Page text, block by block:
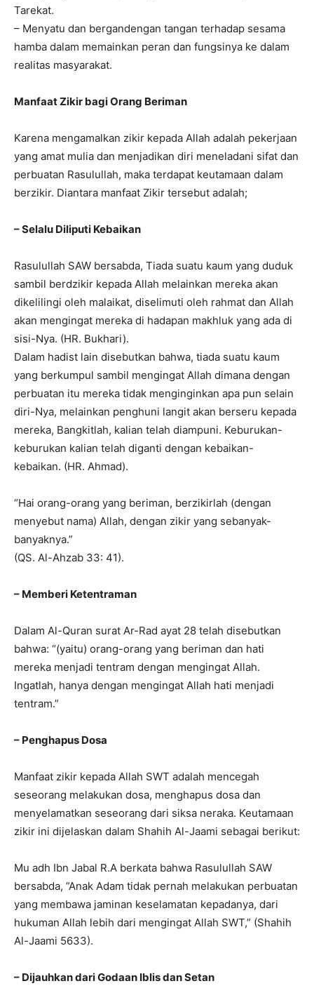
Tarekat.
– Menyatu dan bergandengan tangan terhadap sesama
hamba dalam memainkan peran dan fungsinya ke dalam
realitas masyarakat.
Manfaat Zikir bagi Orang Beriman
Karena mengamalkan zikir kepada Allah adalah pekerjaan
yang amat mulia dan menjadikan diri meneladani sifat dan
perbuatan Rasulullah, maka terdapat keutamaan dalam
berzikir. Diantara manfaat Zikir tersebut adalah;
– Selalu Diliputi Kebaikan
Rasulullah SAW bersabda, Tiada suatu kaum yang duduk
sambil berdzikir kepada Allah melainkan mereka akan
dikelilingi oleh malaikat, diselimuti oleh rahmat dan Allah
akan mengingat mereka di hadapan makhluk yang ada di
sisi-Nya. (HR. Bukhari).
Dalam hadist lain disebutkan bahwa, tiada suatu kaum
yang berkumpul sambil mengingat Allah dimana dengan
perbuatan itu mereka tidak menginginkan apa pun selain
diri-Nya, melainkan penghuni langit akan berseru kepada
mereka, Bangkitlah, kalian telah diampuni. Keburukan-
keburukan kalian telah diganti dengan kebaikan-
kebaikan. (HR. Ahmad).
“Hai orang-orang yang beriman, berzikirlah (dengan
menyebut nama) Allah, dengan zikir yang sebanyak-
banyaknya.”
(QS. Al-Ahzab 33: 41).
– Memberi Ketentraman
Dalam Al-Quran surat Ar-Rad ayat 28 telah disebutkan
bahwa: “(yaitu) orang-orang yang beriman dan hati
mereka menjadi tentram dengan mengingat Allah.
Ingatlah, hanya dengan mengingat Allah hati menjadi
tentram.”
– Penghapus Dosa
Manfaat zikir kepada Allah SWT adalah mencegah
seseorang melakukan dosa, menghapus dosa dan
menyelamatkan seseorang dari siksa neraka. Keutamaan
zikir ini dijelaskan dalam Shahih Al-Jaami sebagai berikut:
Mu adh Ibn Jabal R.A berkata bahwa Rasulullah SAW
bersabda, ”Anak Adam tidak pernah melakukan perbuatan
yang membawa jaminan keselamatan kepadanya, dari
hukuman Allah lebih dari mengingat Allah SWT,” (Shahih
Al-Jaami 5633).
– Dijauhkan dari Godaan Iblis dan Setan